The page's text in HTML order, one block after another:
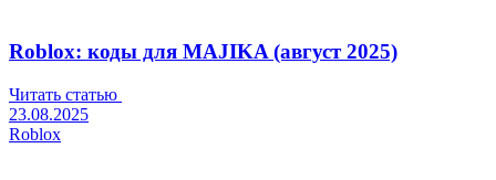
Roblox: коды для MAJIKA (август 2025)
Читать статью
23.08.2025
Roblox